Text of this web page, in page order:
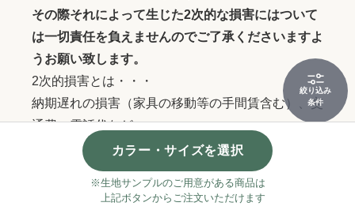
絞り込み
条件
カラー・サイズを選択
※生地サンプルのご用意がある商品は
上記ボタンからご注文いただけます
その際それによって生じた2次的な損害にはついて
は一切責任を負えませんのでご了承くださいますよ
うお願い致します。
2次的損害とは・・・
納期遅れの損害（家具の移動等の手間賃含む）、交
通費、電話代など・・・